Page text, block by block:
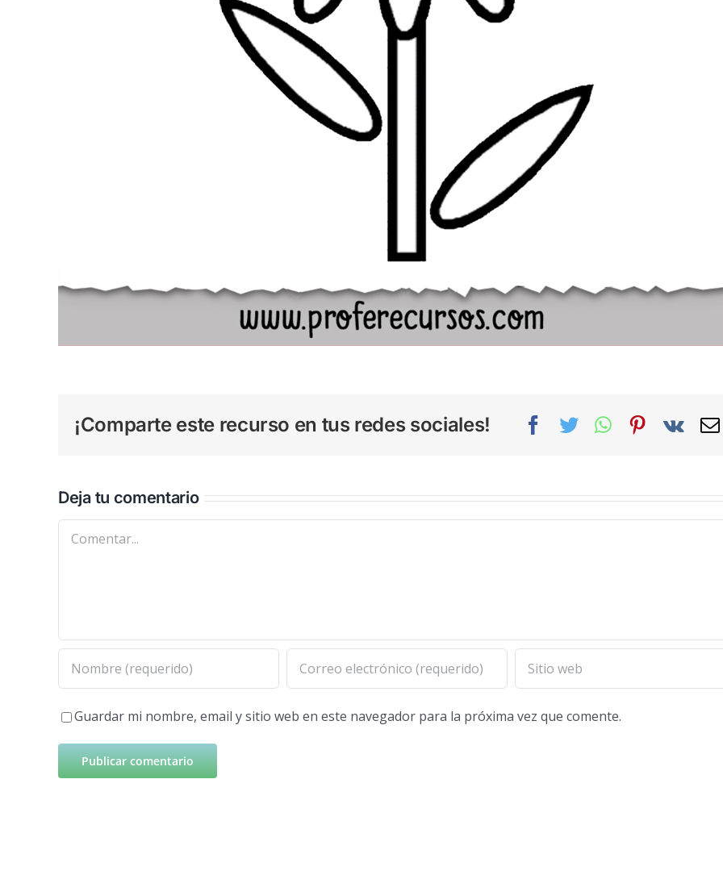
¡Comparte este recurso en tus redes sociales! Facebook
TwitterWhatsAppPinterest
Vk
Deja tu comentario
Comentar
Guardar mi nombre, email y sitio web en este navegador para la próxima vez que comente.